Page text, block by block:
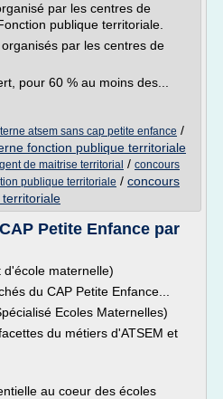
par les centres de
publique territoriale.
par les centres de
pour 60 % au moins des...
atsem sans cap petite enfance /
fonction publique territoriale
de maitrise territorial / concours
publique territoriale / concours
Petite Enfance par
d'école maternelle)
du CAP Petite Enfance...
Ecoles Maternelles)
du métiers d'ATSEM et
au coeur des écoles